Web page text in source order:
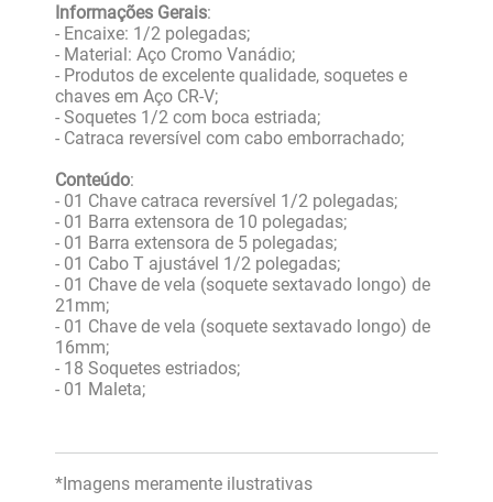
Informações Gerais:
- Encaixe: 1/2 polegadas;
- Material: Aço Cromo Vanádio;
- Produtos de excelente qualidade, soquetes e
chaves em Aço CR-V;
- Soquetes 1/2 com boca estriada;
- Catraca reversível com cabo emborrachado;
Conteúdo:
- 01 Chave catraca reversível 1/2 polegadas;
- 01 Barra extensora de 10 polegadas;
- 01 Barra extensora de 5 polegadas;
- 01 Cabo T ajustável 1/2 polegadas;
- 01 Chave de vela (soquete sextavado longo) de
21mm;
- 01 Chave de vela (soquete sextavado longo) de
16mm;
- 18 Soquetes estriados;
- 01 Maleta;
*Imagens meramente ilustrativas